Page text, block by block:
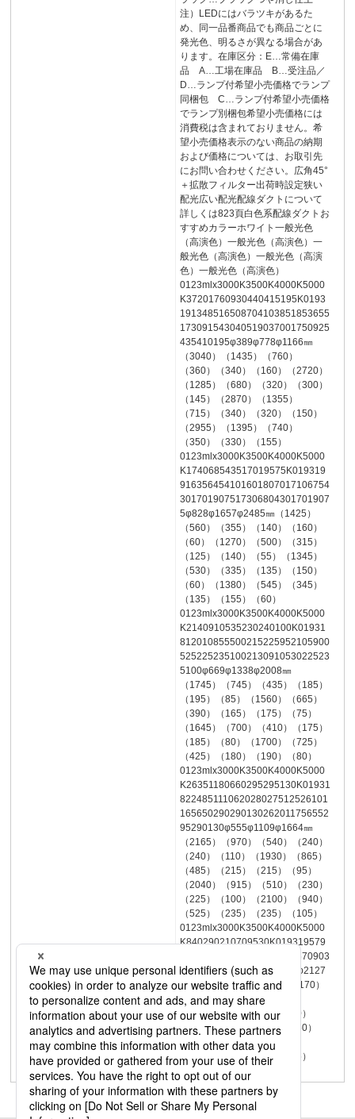
注）LEDにはバラツキがあるた
め、同一品番商品でも商品ごとに
発光色、明るさが異なる場合があ
ります。在庫区分：E…常備在庫
品 A…工場在庫品 B…受注品／
D…ランプ付希望小売価格でランプ
同梱包 C…ランプ付希望小売価格
でランプ別梱包希望小売価格には
消費税は含まれておりません。希
望小売価格表示のない商品の納期
および価格については、お取引先
にお問い合わせください。広角45°
＋拡散フィルター出荷時設定狭い
配光広い配光配線ダクトについて
詳しくは823頁白色系配線ダクトお
すすめカラーホワイト一般光色
（高演色）一般光色（高演色）一
般光色（高演色）一般光色（高演
色）一般光色（高演色）
0123mlx3000K3500K4000K5000
K37201760930440415195K0193
191348516508704103851853655
173091543040519037001750925
435410195φ389φ778φ1166㎜
（3040）（1435）（760）
（360）（340）（160）（2720）
（1285）（680）（320）（300）
（145）（2870）（1355）
（715）（340）（320）（150）
（2955）（1395）（740）
（350）（330）（155）
0123mlx3000K3500K4000K5000
K174068543517019575K019319
916356454101601807017106754
301701907517306804301701907
5φ828φ1657φ2485㎜（1425）
（560）（355）（140）（160）
（60）（1270）（500）（315）
（125）（140）（55）（1345）
（530）（335）（135）（150）
（60）（1380）（545）（345）
（135）（155）（60）
0123mlx3000K3500K4000K5000
K2140910535230240100K01931
812010855500215225952105900
525225235100213091053022523
5100φ669φ1338φ2008㎜
（1745）（745）（435）（185）
（195）（85）（1560）（665）
（390）（165）（175）（75）
（1645）（700）（410）（175）
（185）（80）（1700）（725）
（425）（180）（190）（80）
0123mlx3000K3500K4000K5000
K26351180660295295130K01931
822485111062028027512526101
165650290290130262011756552
95290130φ555φ1109φ1664㎜
（2165）（970）（540）（240）
（240）（110）（1930）（865）
（485）（215）（215）（95）
（2040）（915）（510）（230）
（225）（100）（2100）（940）
（525）（235）（235）（105）
0123mlx3000K3500K4000K5000
K840290210709530K019319579
027019570903082528520570903
0835285210709530φ1063φ2127
φ3190㎜（685）（235）（170）
（60）（75）（25）（615）
（210）（155）（55）（70）
（25）（645）（225）（160）
（55）（70）（25）（665）
（230）（165）（55）（75）
（25）